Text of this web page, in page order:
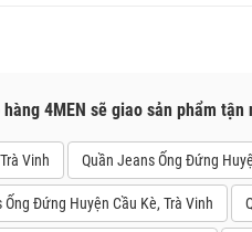
4MEN sẽ giao sản phẩm tận
Vinh Quần Jeans Ống Đứng
Ống Đứng Huyện Cầu Kè, Trà Vinh